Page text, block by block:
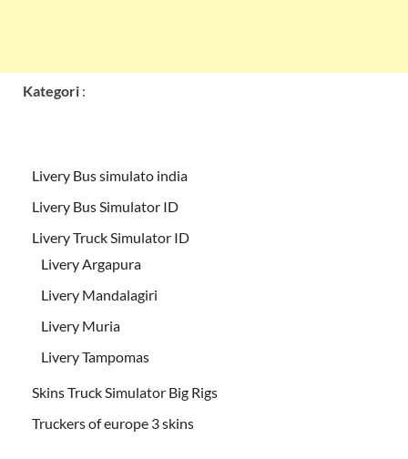
Kategori :
Livery Bus simulato india
Livery Bus Simulator ID
Livery Truck Simulator ID
Livery Argapura
Livery Mandalagiri
Livery Muria
Livery Tampomas
Skins Truck Simulator Big Rigs
Truckers of europe 3 skins